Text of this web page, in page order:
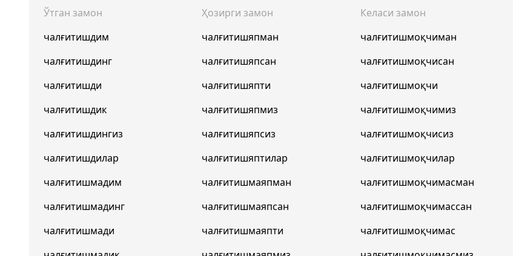
Ўтган замон
чалғитишдим
чалғитишдинг
чалғитишди
чалғитишдик
чалғитишдингиз
чалғитишдилар
чалғитишмадим
чалғитишмадинг
чалғитишмади
Ҳозирги замон
чалғитишяпман
чалғитишяпсан
чалғитишяпти
чалғитишяпмиз
чалғитишяпсиз
чалғитишяптилар
чалғитишмаяпман
чалғитишмаяпсан
чалғитишмаяпти
Келаси замон
чалғитишмоқчиман
чалғитишмоқчисан
чалғитишмоқчи
чалғитишмоқчимиз
чалғитишмоқчисиз
чалғитишмоқчилар
чалғитишмоқчимасман
чалғитишмоқчимассан
чалғитишмоқчимас